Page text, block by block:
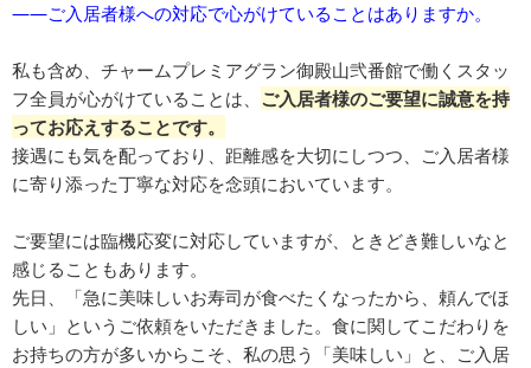
――ご入居者様への対応で心がけていることはありますか。
私も含め、チャームプレミアグラン御殿山弐番館で働くスタッ
フ全員が心がけていることは、 ご入居者様のご要望に誠意を持
ってお応えすることです。
接遇にも気を配っており、距離感を大切にしつつ、ご入居者様
に寄り添った丁寧な対応を念頭においています。
ご要望には臨機応変に対応していますが、ときどき難しいなと
感じることもあります。
先日、「急に美味しいお寿司が食べたくなったから、頼んでほ
しい」というご依頼をいただきました。食に関してこだわりを
お持ちの方が多いからこそ、私の思う「美味しい」と、ご入居